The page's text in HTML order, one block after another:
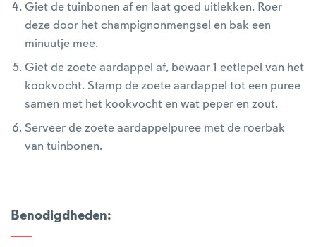
Giet de tuinbonen af en laat goed uitlekken. Roer
deze door het champignonmengsel en bak een
minuutje mee.
Giet de zoete aardappel af, bewaar 1 eetlepel van het
kookvocht. Stamp de zoete aardappel tot een puree
samen met het kookvocht en wat peper en zout.
Serveer de zoete aardappelpuree met de roerbak
van tuinbonen.
Benodigdheden: